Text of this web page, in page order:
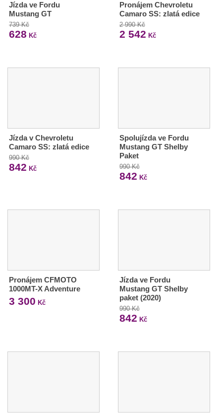
Jízda ve Fordu
Mustang GT
739 Kč
628 Kč
Pronájem Chevroletu
Camaro SS: zlatá edice
2 990 Kč
2 542 Kč
Jízda v Chevroletu
Camaro SS: zlatá edice
990 Kč
842 Kč
Spolujízda ve Fordu
Mustang GT Shelby
Paket
990 Kč
842 Kč
Pronájem CFMOTO
1000MT-X Adventure
3 300 Kč
Jízda ve Fordu
Mustang GT Shelby
paket (2020)
990 Kč
842 Kč